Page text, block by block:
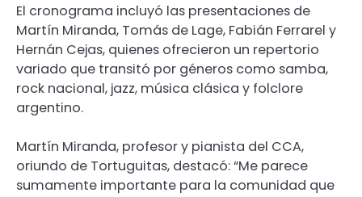
El cronograma incluyó las presentaciones de
Martín Miranda, Tomás de Lage, Fabián Ferrarel y
Hernán Cejas, quienes ofrecieron un repertorio
variado que transitó por géneros como samba,
rock nacional, jazz, música clásica y folclore
argentino.
Martín Miranda, profesor y pianista del CCA,
oriundo de Tortuguitas, destacó: “Me parece
sumamente importante para la comunidad que